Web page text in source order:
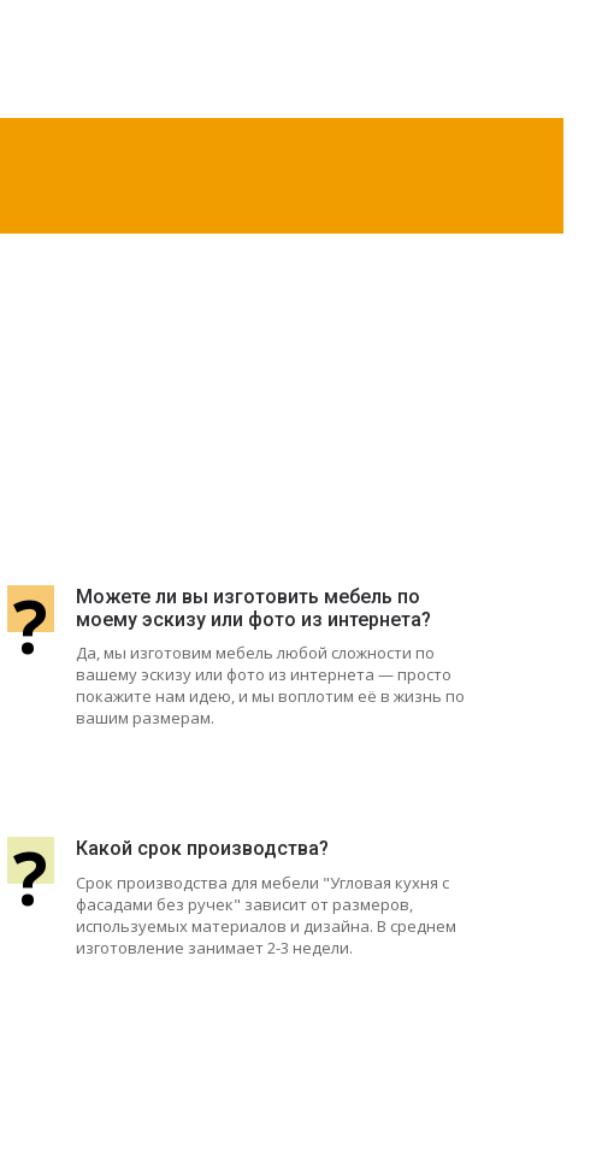
?
Можете ли вы изготовить мебель по
моему эскизу или фото из интернета?
Да, мы изготовим мебель любой сложности по
вашему эскизу или фото из интернета — просто
покажите нам идею, и мы воплотим её в жизнь по
вашим размерам.
? Какой срок производства?
Срок производства для мебели "Угловая кухня с
фасадами без ручек" зависит от размеров,
используемых материалов и дизайна. В среднем
изготовление занимает 2-3 недели.